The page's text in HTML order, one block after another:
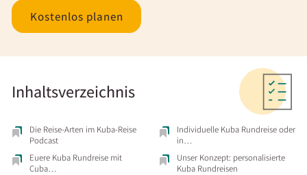
Kostenlos planen
Inhaltsverzeichnis
Die Reise-Arten im Kuba-Reise
Podcast
Individuelle Kuba Rundreise oder
in…
Euere Kuba Rundreise mit
Cuba…
Unser Konzept: personalisierte
Kuba Rundreisen